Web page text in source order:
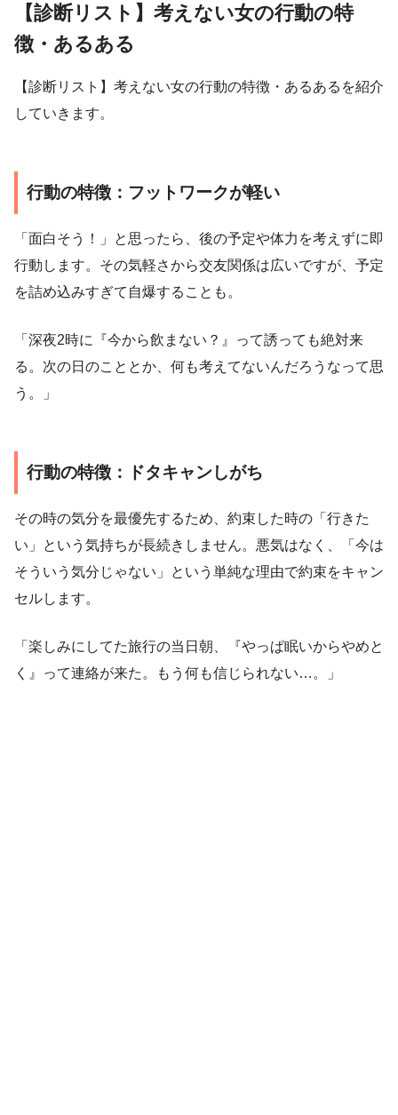
【診断リスト】考えない女の行動の特
徴・あるある
【診断リスト】考えない女の行動の特徴・あるあるを紹介
していきます。
行動の特徴：フットワークが軽い
「面白そう！」と思ったら、後の予定や体力を考えずに即
行動します。その気軽さから交友関係は広いですが、予定
を詰め込みすぎて自爆することも。
「深夜2時に『今から飲まない？』って誘っても絶対来
る。次の日のこととか、何も考えてないんだろうなって思
う。」
行動の特徴：ドタキャンしがち
その時の気分を最優先するため、約束した時の「行きた
い」という気持ちが長続きしません。悪気はなく、「今は
そういう気分じゃない」という単純な理由で約束をキャン
セルします。
「楽しみにしてた旅行の当日朝、『やっぱ眠いからやめと
く』って連絡が来た。もう何も信じられない…。」